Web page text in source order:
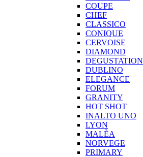
COUPE
CHEF
CLASSICO
CONIQUE
CERVOISE
DIAMOND
DEGUSTATION
DUBLINO
ELEGANCE
FORUM
GRANITY
HOT SHOT
INALTO UNO
LYON
MALÈA
NORVEGE
PRIMARY